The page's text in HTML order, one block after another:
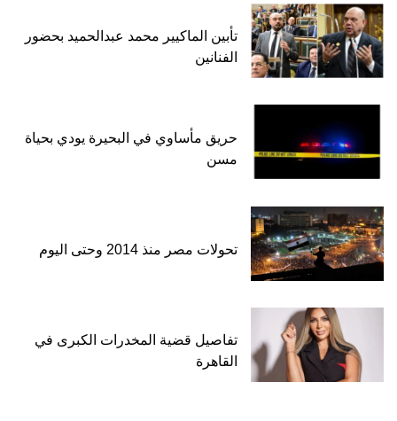
تأبين الماكيير محمد عبدالحميد بحضور
الفنانين
حريق مأساوي في البحيرة يودي بحياة
مسن
تحولات مصر منذ 2014 وحتى اليوم
تفاصيل قضية المخدرات الكبرى في
القاهرة